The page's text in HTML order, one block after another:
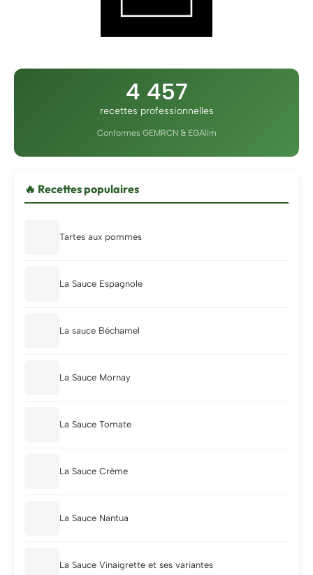
4 457
recettes professionnelles
Conformes GEMRCN & EGAlim
🔥 Recettes populaires
Tartes aux pommes
La Sauce Espagnole
La sauce Béchamel
La Sauce Mornay
La Sauce Tomate
La Sauce Crème
La Sauce Nantua
La Sauce Vinaigrette et ses variantes